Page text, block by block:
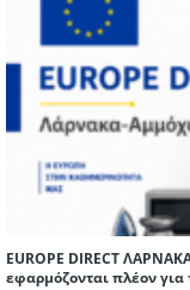
EUROPE DIRECT
εφαρμόζονται πλέον